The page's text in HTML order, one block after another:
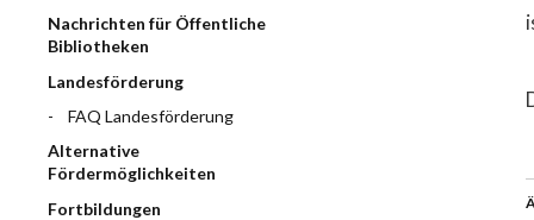
Nachrichten für Öffentliche
Bibliotheken
Landesförderung
FAQ Landesförderung
Alternative
Fördermöglichkeiten
Fortbildungen